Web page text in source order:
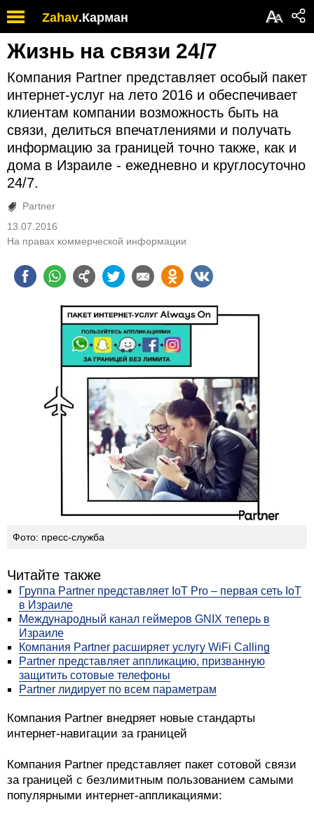
Zahav.Карман АА
Жизнь на связи 24/7
Компания Partner представляет особый пакет
интернет-услуг на лето 2016 и обеспечивает
клиентам компании возможность быть на
связи, делиться впечатлениями и получать
информацию за границей точно также, как и
дома в Израиле - ежедневно и круглосуточно
24/7.
Partner
13.07.2016
На правах коммерческой информации
Фото: пресс-служба
Читайте также
Группа Partner представляет IoT Pro – первая сеть IoT
в Израиле
Международный канал геймеров GNIX теперь в
Израиле
Компания Partner расширяет услугу WiFi Calling
Partner представляет аппликацию, призванную
защитить сотовые телефоны
Partner лидирует по всем параметрам
Компания Partner внедряет новые стандарты
интернет-навигации за границей
Компания Partner представляет пакет сотовой связи
за границей с безлимитным пользованием самыми
популярными интернет-аппликациями: